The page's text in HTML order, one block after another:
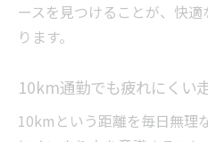
ースを見つけることが、快
ります。
10km通勤でも疲れにくい
10kmという距離を毎日無理